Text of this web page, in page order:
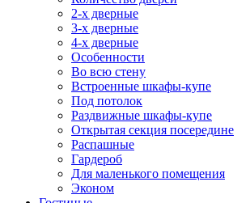
2-х дверные
3-х дверные
4-х дверные
Особенности
Во всю стену
Встроенные шкафы-купе
Под потолок
Раздвижные шкафы-купе
Открытая секция посередине
Распашные
Гардероб
Для маленького помещения
Эконом